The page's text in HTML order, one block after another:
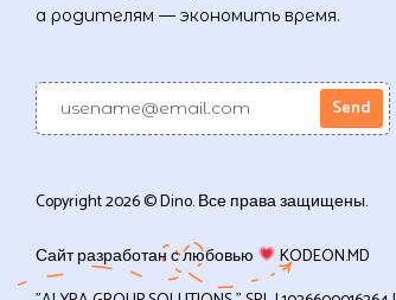
а родителям — экономить время.
Copyright 2026 © Dino. Все права защищены.
Сайт разработан с любовью
KODEON.MD